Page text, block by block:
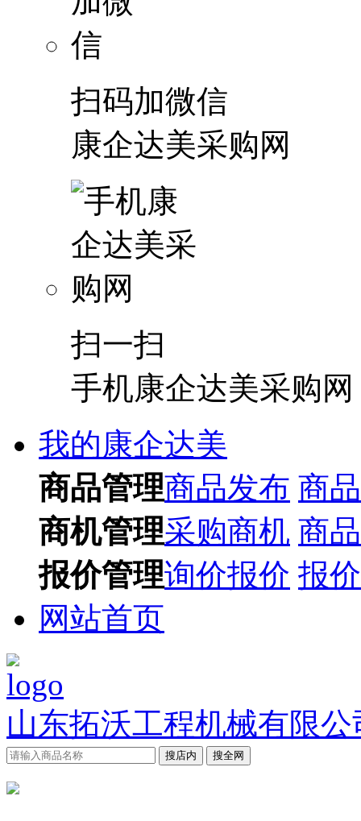
扫码加微信
康企达美采购网
扫一扫
手机康企达美采购网
我的康企达美
商品管理商品发布 商
商机管理采购商机 商
报价管理询价报价 报
网站首页
山东拓沃工程机械有限公
搜店内 搜全网